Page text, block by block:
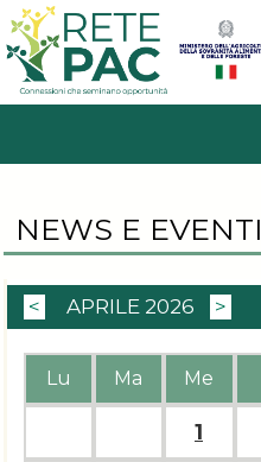
NEWS E EVENTI
< APRILE 2026 >
Lu Ma Me
1